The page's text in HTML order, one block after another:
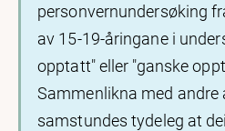
personvernundersøking
av 15-19-åringane i
opptatt" eller "ganske
Sammenlikna med andre
samstundes tydeleg at